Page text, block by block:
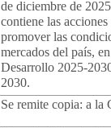
de diciembre de
contiene las
promover las
mercados del país,
Desarrollo 2025-
2030.
Se remite copia: a la